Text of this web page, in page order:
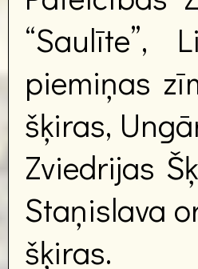
“Saulīte”,
piemiņas
šķiras,
Zviedrijas
Staņislava
šķiras.